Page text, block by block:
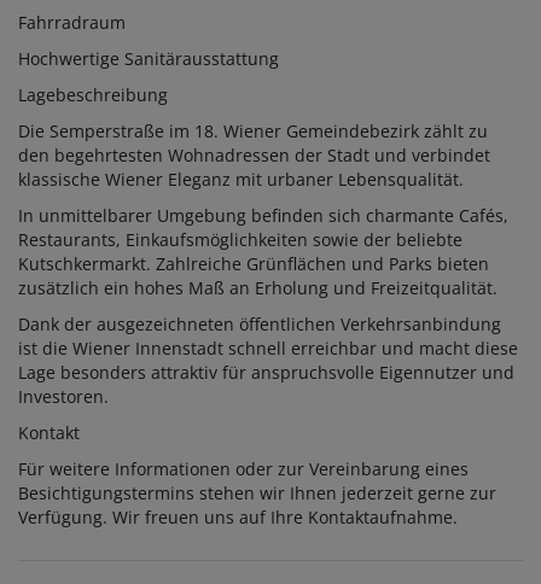
Fahrradraum
Hochwertige Sanitärausstattung
Lagebeschreibung
Die Semperstraße im 18. Wiener Gemeindebezirk zählt zu
den begehrtesten Wohnadressen der Stadt und verbindet
klassische Wiener Eleganz mit urbaner Lebensqualität.
In unmittelbarer Umgebung befinden sich charmante Cafés,
Restaurants, Einkaufsmöglichkeiten sowie der beliebte
Kutschkermarkt. Zahlreiche Grünflächen und Parks bieten
zusätzlich ein hohes Maß an Erholung und Freizeitqualität.
Dank der ausgezeichneten öffentlichen Verkehrsanbindung
ist die Wiener Innenstadt schnell erreichbar und macht diese
Lage besonders attraktiv für anspruchsvolle Eigennutzer und
Investoren.
Kontakt
Für weitere Informationen oder zur Vereinbarung eines
Besichtigungstermins stehen wir Ihnen jederzeit gerne zur
Verfügung. Wir freuen uns auf Ihre Kontaktaufnahme.